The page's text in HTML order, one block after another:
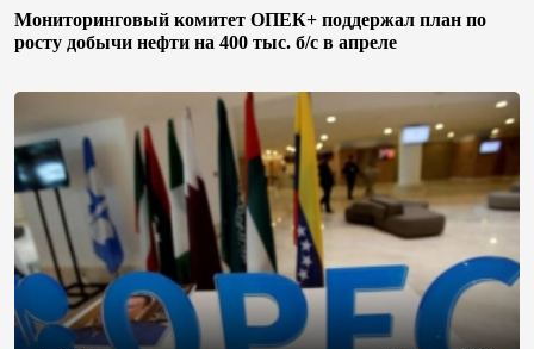
Мониторинговый комитет ОПЕК+ поддержал план по
росту добычи нефти на 400 тыс. б/с в апреле